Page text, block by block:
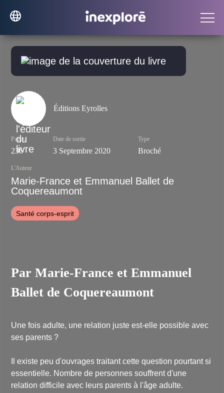
Éditions Eyrolles
Pages
236
Date de sortie
3 Septembre 2020
Type
Broché
L'Auteur
Marie-France et Emmanuel Ballet de
Coquereaumont
Santé corps-esprit
Par Marie-France et Emmanuel
Ballet de Coquereaumont
Une fois adulte, une relation juste est-elle possible avec
ses parents ?
Il existe peu d'ouvrages traitant cette question pourtant si
essentielle. Nombre de personnes souffrent d'une
relation difficile avec leurs parents à l'âge adulte.